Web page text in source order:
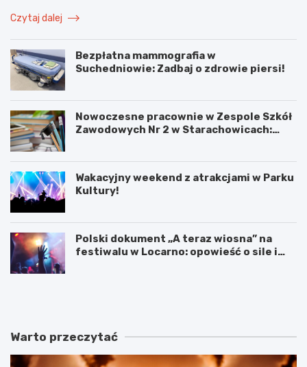
Czytaj dalej
Bezpłatna mammografia w
Suchedniowie: Zadbaj o zdrowie piersi!
Nowoczesne pracownie w Zespole Szkół
Zawodowych Nr 2 w Starachowicach:
Wakacyjny weekend z atrakcjami w Parku
Kultury!
Polski dokument „A teraz wiosna” na
festiwalu w Locarno: opowieść o sile i
F
w
b
W
y
n
Warto przeczytać